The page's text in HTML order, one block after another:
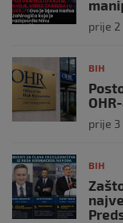
prije 2
BIH
prije 3
BIH